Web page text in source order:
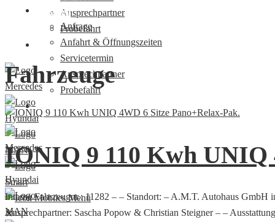
Ansprechpartner
Probefahrt
Nutzfahrzeugzentrum
✕
Kontakt
Anfrage
Anfahrt & Öffnungszeiten
Servicetermin
Ansprechpartner
Probefahrt
Fahrzeuge
IONIQ 9 110 Kwh UNIQ
Interne Fahrzeugnr.: 11282 – – Standort: – A.M.T. Autohaus
Ansprechpartner: Sascha Popow & Christian Steigner – –